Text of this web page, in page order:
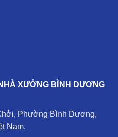
XƯỞNG BÌNH DƯƠNG
Phường Bình Dương,
Nam.